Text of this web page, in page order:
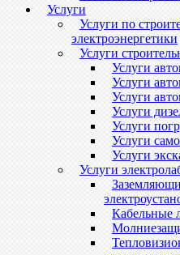
Услуги
Услуги по
электроэнергетики
Услуги
Услуги
Услуги
Услуги
Услуги
Услуги
Услуги
Услуги
Услуги
Кабельные